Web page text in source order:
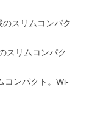
のスリムコンパク
スリムコンパク
コンパクト。Wi-